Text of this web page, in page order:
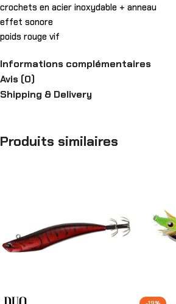
crochets en acier inoxydable + anneau
effet sonore
poids rouge vif
Informations complémentaires
Avis (0)
Shipping & Delivery
Produits similaires